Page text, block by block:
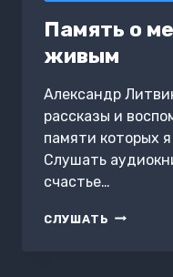
Память о
живым
Александр
рассказы и
памяти которых
Слушать
счастье…
СЛУШАТЬ ПАМЯТЬ